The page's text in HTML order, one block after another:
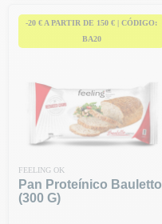
-20 € A PARTIR DE 150 € | CÓDIGO:
BA20
FEELING OK
Pan Proteínico Bauletto
(300 G)